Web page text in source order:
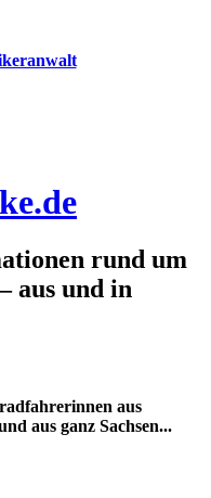
rund um
aus und in
aus
aus ganz Sachsen...